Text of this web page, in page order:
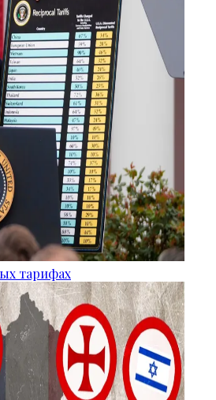
тарифах